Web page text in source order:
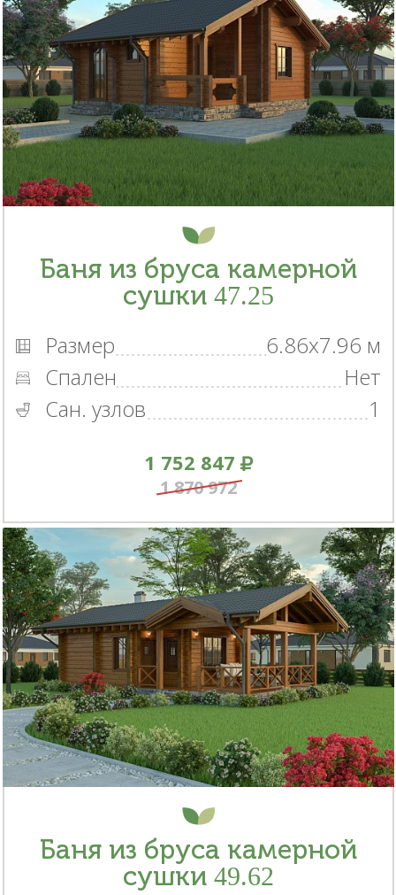
Баня из бруса камерной
сушки 47.25
Размер
6.86x7.96 м
Спален
Нет
Сан. узлов
1
1 752 847
1 870 972
Баня из бруса камерной
сушки 49.62